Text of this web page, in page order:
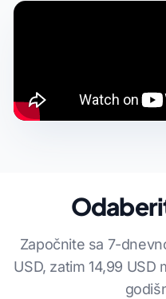
Započnite sa 7-
USD, zatim 14,99